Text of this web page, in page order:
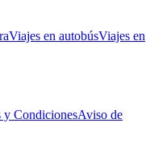
Viajes en autobúsViajes en
y CondicionesAviso de